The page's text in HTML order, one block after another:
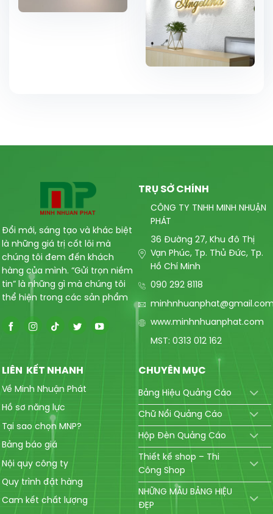
Đổi mới, sáng tạo và khác biệt
là những giá trị cốt lõi mà
chúng tôi đem đến khách
hàng của mình. “Gửi trọn niềm
tin” là những gì mà chúng tôi
thể hiện trong các sản phẩm
TRỤ SỞ CHÍNH
CÔNG TY TNHH MINH NHUẬN
PHÁT
36 Đường 27, Khu đô Thị
Vạn Phúc, Tp. Thủ Đức, Tp.
Hồ Chí Minh
090 292 8118
www.minhnhuanphat.com
MST: 0313 012 162
LIÊN KẾT NHANH
Về Minh Nhuận Phát
Hồ sơ năng lực
Tại sao chọn MNP?
Bảng báo giá
Nội quy công ty
Quy trình đặt hàng
Cam kết chất lượng
CHUYÊN MỤC
Bảng Hiệu Quảng Cáo
Chữ Nổi Quảng Cáo
Hộp Đèn Quảng Cáo
Thiết kế shop – Thi
Công Shop
NHỮNG MẪU BẢNG HIỆU
ĐẸP